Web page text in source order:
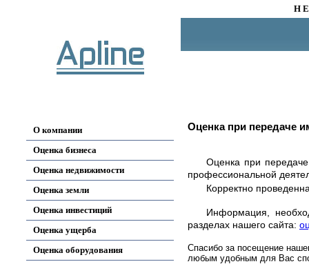
Н
О компании
Оценка бизнеса
Оценка недвижимости
Оценка земли
Оценка инвестиций
Оценка ущерба
Оценка оборудования
Оценка при передаче
Оценка при
профессиональной
Корректно
Информация,
разделах нашего сайта:
Спасибо за посещение
любым удобным для Вас